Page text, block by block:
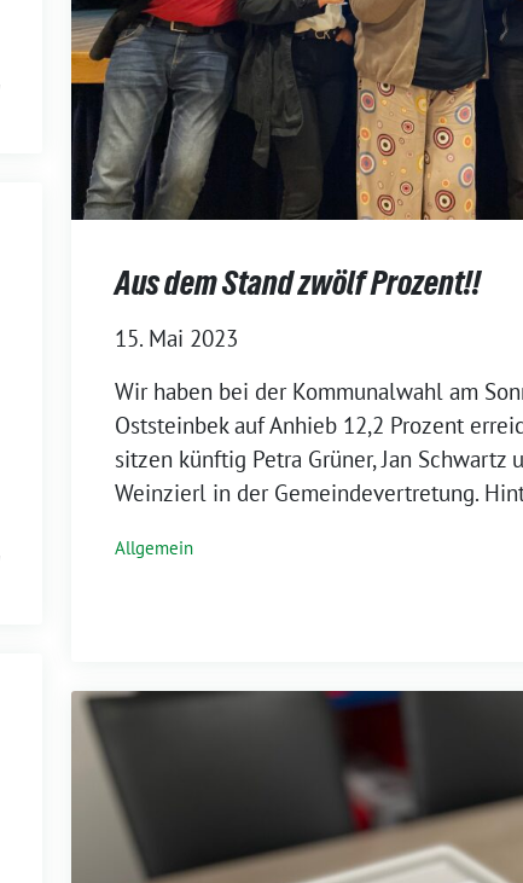
Aus dem Stand zwölf Prozent!!
15. Mai 2023
Wir haben bei der Kommunalwahl am
Oststeinbek auf Anhieb 12,2 Prozent
sitzen künftig Petra Grüner, Jan Schwartz
Weinzierl in der Gemeindevertretung.
Allgemein